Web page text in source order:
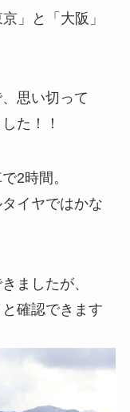
」と「大阪」
思い切って
た！！
2時間。
イヤではかな
ましたが、
確認できます